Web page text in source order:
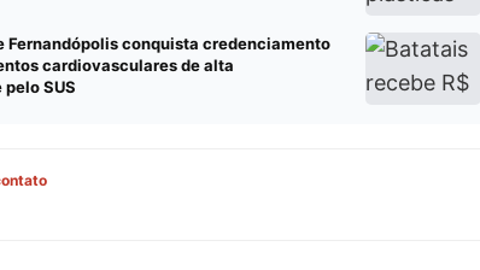
Fernandópolis conquista credenciamento
cardiovasculares de alta
SUS